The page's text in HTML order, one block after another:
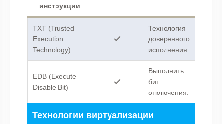
инструкции
TXT (Trusted
Execution
Technology)
Технология
доверенного
исполнения.
EDB (Execute
Disable Bit)
Выполнить
бит
отключения.
Технологии виртуализации